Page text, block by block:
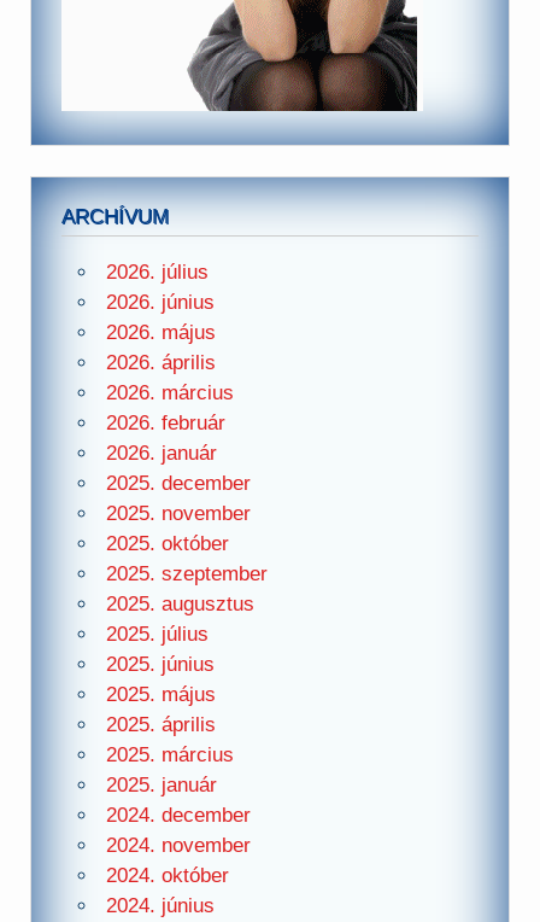
ARCHÍVUM
2026. július
2026. június
2026. május
2026. április
2026. március
2026. február
2026. január
2025. december
2025. november
2025. október
2025. szeptember
2025. augusztus
2025. július
2025. június
2025. május
2025. április
2025. március
2025. január
2024. december
2024. november
2024. október
2024. június